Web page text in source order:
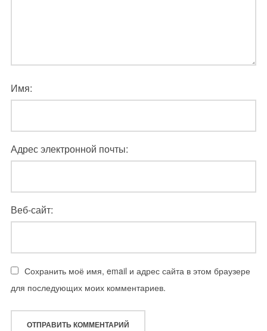
Имя:
Адрес электронной почты:
Веб-сайт:
Сохранить моё имя, email и адрес сайта в этом браузере
для последующих моих комментариев.